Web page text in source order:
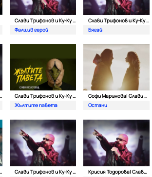
Слави Трифонов и Ку-Kу Бенд
Фалшив герой
Слави Трифонов и Ку-Kу Бенд
Бягай
Ку-Kу Бенд
Слави Трифонов и Ку-Kу Бенд
Жълтите павета
Софи Маринова| Слави Трифонов и Ку-Ку Бенд
Остани
Слави Трифонов и Ку-Kу Бенд
Слави Трифонов и Ку-Kу Бенд
Крисия Тодорова| Слави Трифонов и Ку-ку бенд